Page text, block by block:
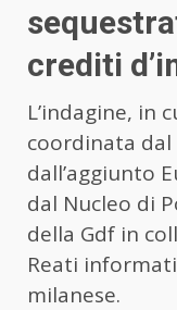
crediti
L’indagine, in
coordinata
dall’aggiunto
dal Nucleo di
della Gdf in
Reati
milanese.